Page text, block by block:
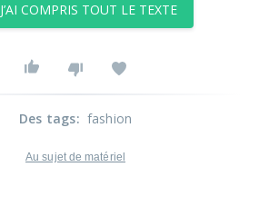
J’AI COMPRIS TOUT LE TEXTE
Des tags: fashion
Au sujet de matériel